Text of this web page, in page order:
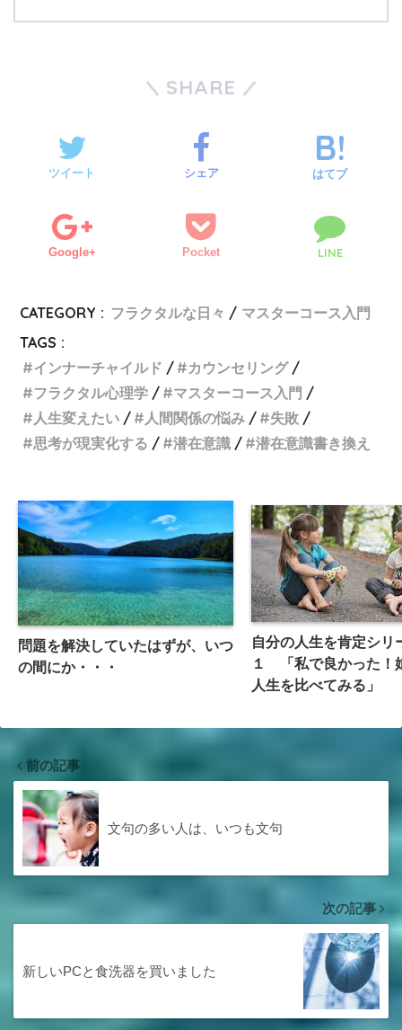
SHARE
ツイート シェア はてブ
Google+ Pocket LINE
CATEGORY : フラクタルな日々
マスターコース入門
TAGS :
インナーチャイルド
カウンセリング
フラクタル心理学
マスターコース入門
人生変えたい
人間関係の悩み
失敗
思考が現実化する
潜在意識 潜在意識書き換え
問題を解決していたはずが、いつ
の間にか・・・
自分の人生を肯定シリ
１ 「私で良かった！
人生を比べてみる」
前の記事
文句の多い人は、いつも文句
次の記事
新しいPCと食洗器を買いました